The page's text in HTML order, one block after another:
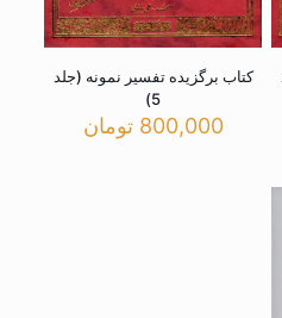
کتاب برگزیده تفسیر نمونه (جلد
5)
800,000 تومان